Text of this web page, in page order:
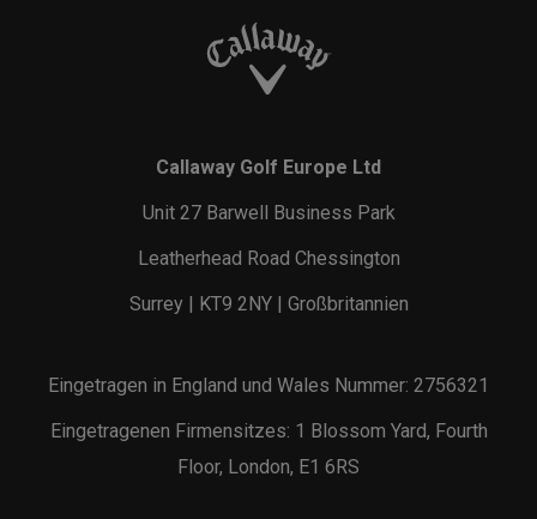
Callaway Golf Europe Ltd
Unit 27 Barwell Business Park
Leatherhead Road Chessington
Surrey | KT9 2NY | Großbritannien
Eingetragen in England und Wales Nummer: 2756321
Eingetragenen Firmensitzes: 1 Blossom Yard, Fourth
Floor, London, E1 6RS